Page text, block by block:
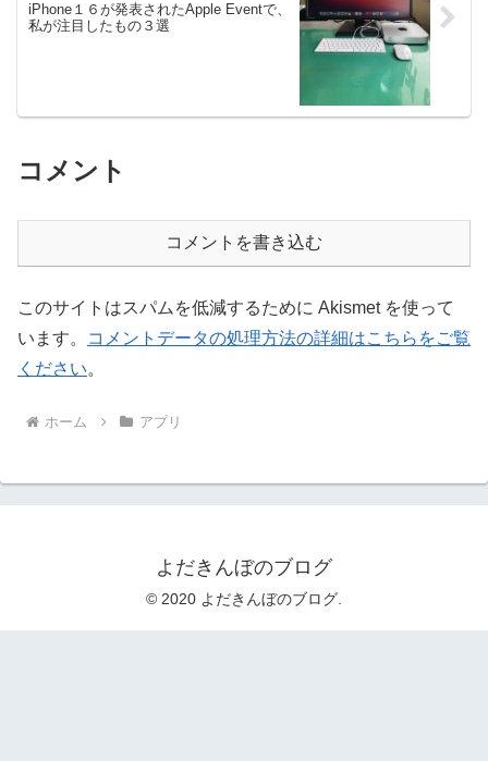
iPhone１６が発表されたApple Eventで、
私が注目したもの３選
コメント
コメントを書き込む
このサイトはスパムを低減するために Akismet を使って
います。
コメントデータの処理方法の詳細はこちらをご覧
ください。
ホーム アプリ
よだきんぼのブログ
© 2020 よだきんぼのブログ.